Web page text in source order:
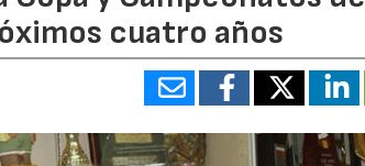
cuatro años